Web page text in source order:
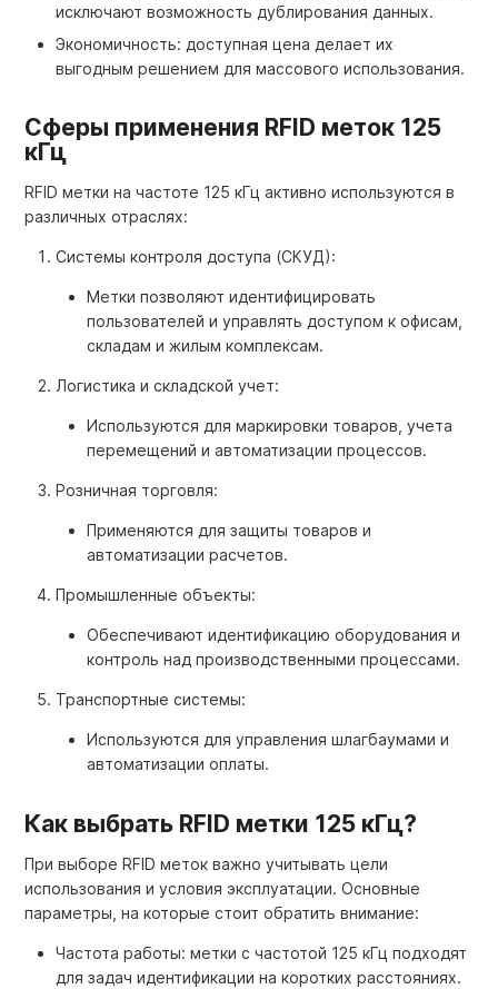
исключают возможность дублирования данных.
Экономичность: доступная цена делает их
выгодным решением для массового использования.
Сферы применения RFID меток 125
кГц
RFID метки на частоте 125 кГц активно используются в
различных отраслях:
Системы контроля доступа (СКУД):
Метки позволяют идентифицировать
пользователей и управлять доступом к офисам,
складам и жилым комплексам.
Логистика и складской учет:
Используются для маркировки товаров, учета
перемещений и автоматизации процессов.
Розничная торговля:
Применяются для защиты товаров и
автоматизации расчетов.
Промышленные объекты:
Обеспечивают идентификацию оборудования и
контроль над производственными процессами.
Транспортные системы:
Используются для управления шлагбаумами и
автоматизации оплаты.
Как выбрать RFID метки 125 кГц?
При выборе RFID меток важно учитывать цели
использования и условия эксплуатации. Основные
параметры, на которые стоит обратить внимание:
Частота работы: метки с частотой 125 кГц подходят
для задач идентификации на коротких расстояниях.